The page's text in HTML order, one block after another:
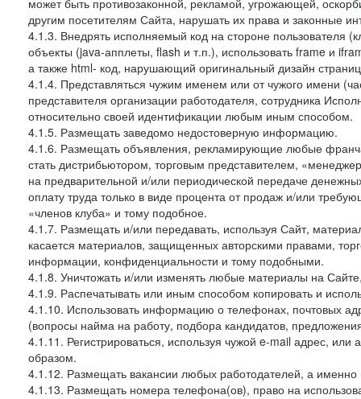
может быть противозаконной, рекламой, угрожающей,
другим посетителям Сайта, нарушать их права и законные
4.1.3. Внедрять исполняемый код на стороне пользователя
объекты (java-апплеты, flash и т.п.), использовать frame и
а также html- код, нарушающий оригинальный дизайн
4.1.4. Представляться чужим именем или от чужого имени
представителя организации работодателя, сотрудника
относительно своей идентификации любым иным способом.
4.1.5. Размещать заведомо недостоверную информацию.
4.1.6. Размещать объявления, рекламирующие любые
стать дистрибьютором, торговым представителем,
на предварительной и/или периодической передаче
оплату труда только в виде процента от продаж и/или
«членов клуба» и тому подобное.
4.1.7. Размещать и/или передавать, используя Сайт,
касается материалов, защищенных авторскими правами,
информации, конфиденциальности и тому подобными.
4.1.8. Уничтожать и/или изменять любые материалы на
4.1.9. Распечатывать или иным способом копировать и
4.1.10. Использовать информацию о телефонах, почтовых
(вопросы найма на работу, подбора кандидатов,
4.1.11. Регистрироваться, используя чужой e-mail адрес,
образом.
4.1.12. Размещать вакансии любых работодателей, а
4.1.13. Размещать номера телефона(ов), право на